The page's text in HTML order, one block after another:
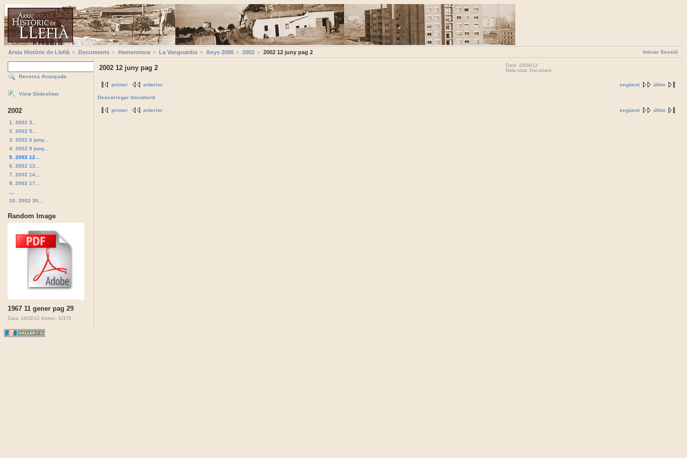
Iniciar Sessió
Arxiu Històric de Llefià Documents Hemeroteca La Vanguardia Anys 2000 2002 2002 12 juny pag 2
Recerca Avançada
View Slideshow
2002
1. 2002 3...
2. 2002 5...
3. 2002 6 juny...
4. 2002 9 juny...
5. 2002 12...
6. 2002 13...
7. 2002 14...
8. 2002 17...
10. 2002 30...
Random Image
1967 11 gener pag 29
Data: 24/02/13 Visites: 12179
2002 12 juny pag 2
Data: 10/04/13
Mida total: Document
següent últim
primer anterior
Descarregar document
següent últim
primer anterior